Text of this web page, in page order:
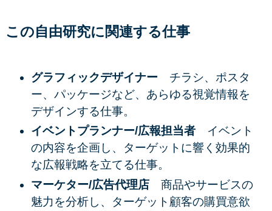
この自由研究に関連する仕事
グラフィックデザイナー チラシ、ポスタ
ー、パッケージなど、あらゆる視覚情報を
デザインする仕事。
イベントプランナー/広報担当者 イベント
の内容を企画し、ターゲットに響く効果的
な広報戦略を立てる仕事。
マーケター/広告代理店 商品やサービスの
魅力を分析し、ターゲット顧客の購買意欲